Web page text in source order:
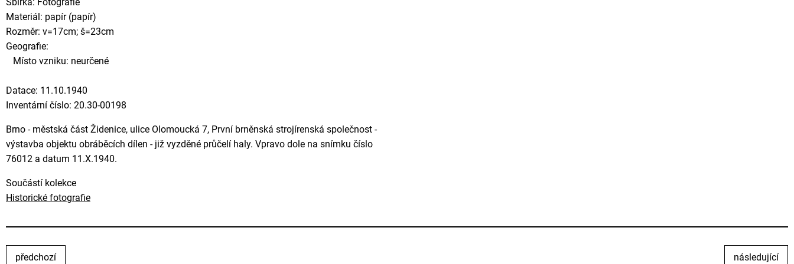
Materiál: papír (papír)
Rozměr: v=17cm; š=23cm
Geografie:
Místo vzniku: neurčené
Datace: 11.10.1940
Inventární číslo: 20.30-00198
Brno - městská část Židenice, ulice Olomoucká 7, První brněnská strojírenská společnost -
výstavba objektu obráběcích dílen - již vyzděné průčelí haly. Vpravo dole na snímku číslo
76012 a datum 11.X.1940.
Součástí kolekce
Historické fotografie
předchozí následující